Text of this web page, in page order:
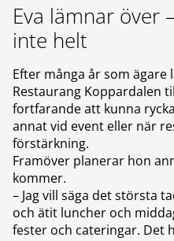
Eva lämnar över
inte helt
Efter många år som ägare
Restaurang Koppardalen
fortfarande att kunna
annat vid event eller när
förstärkning.
Framöver planerar hon
kommer.
– Jag vill säga det största
och ätit luncher och
fester och cateringar. Det